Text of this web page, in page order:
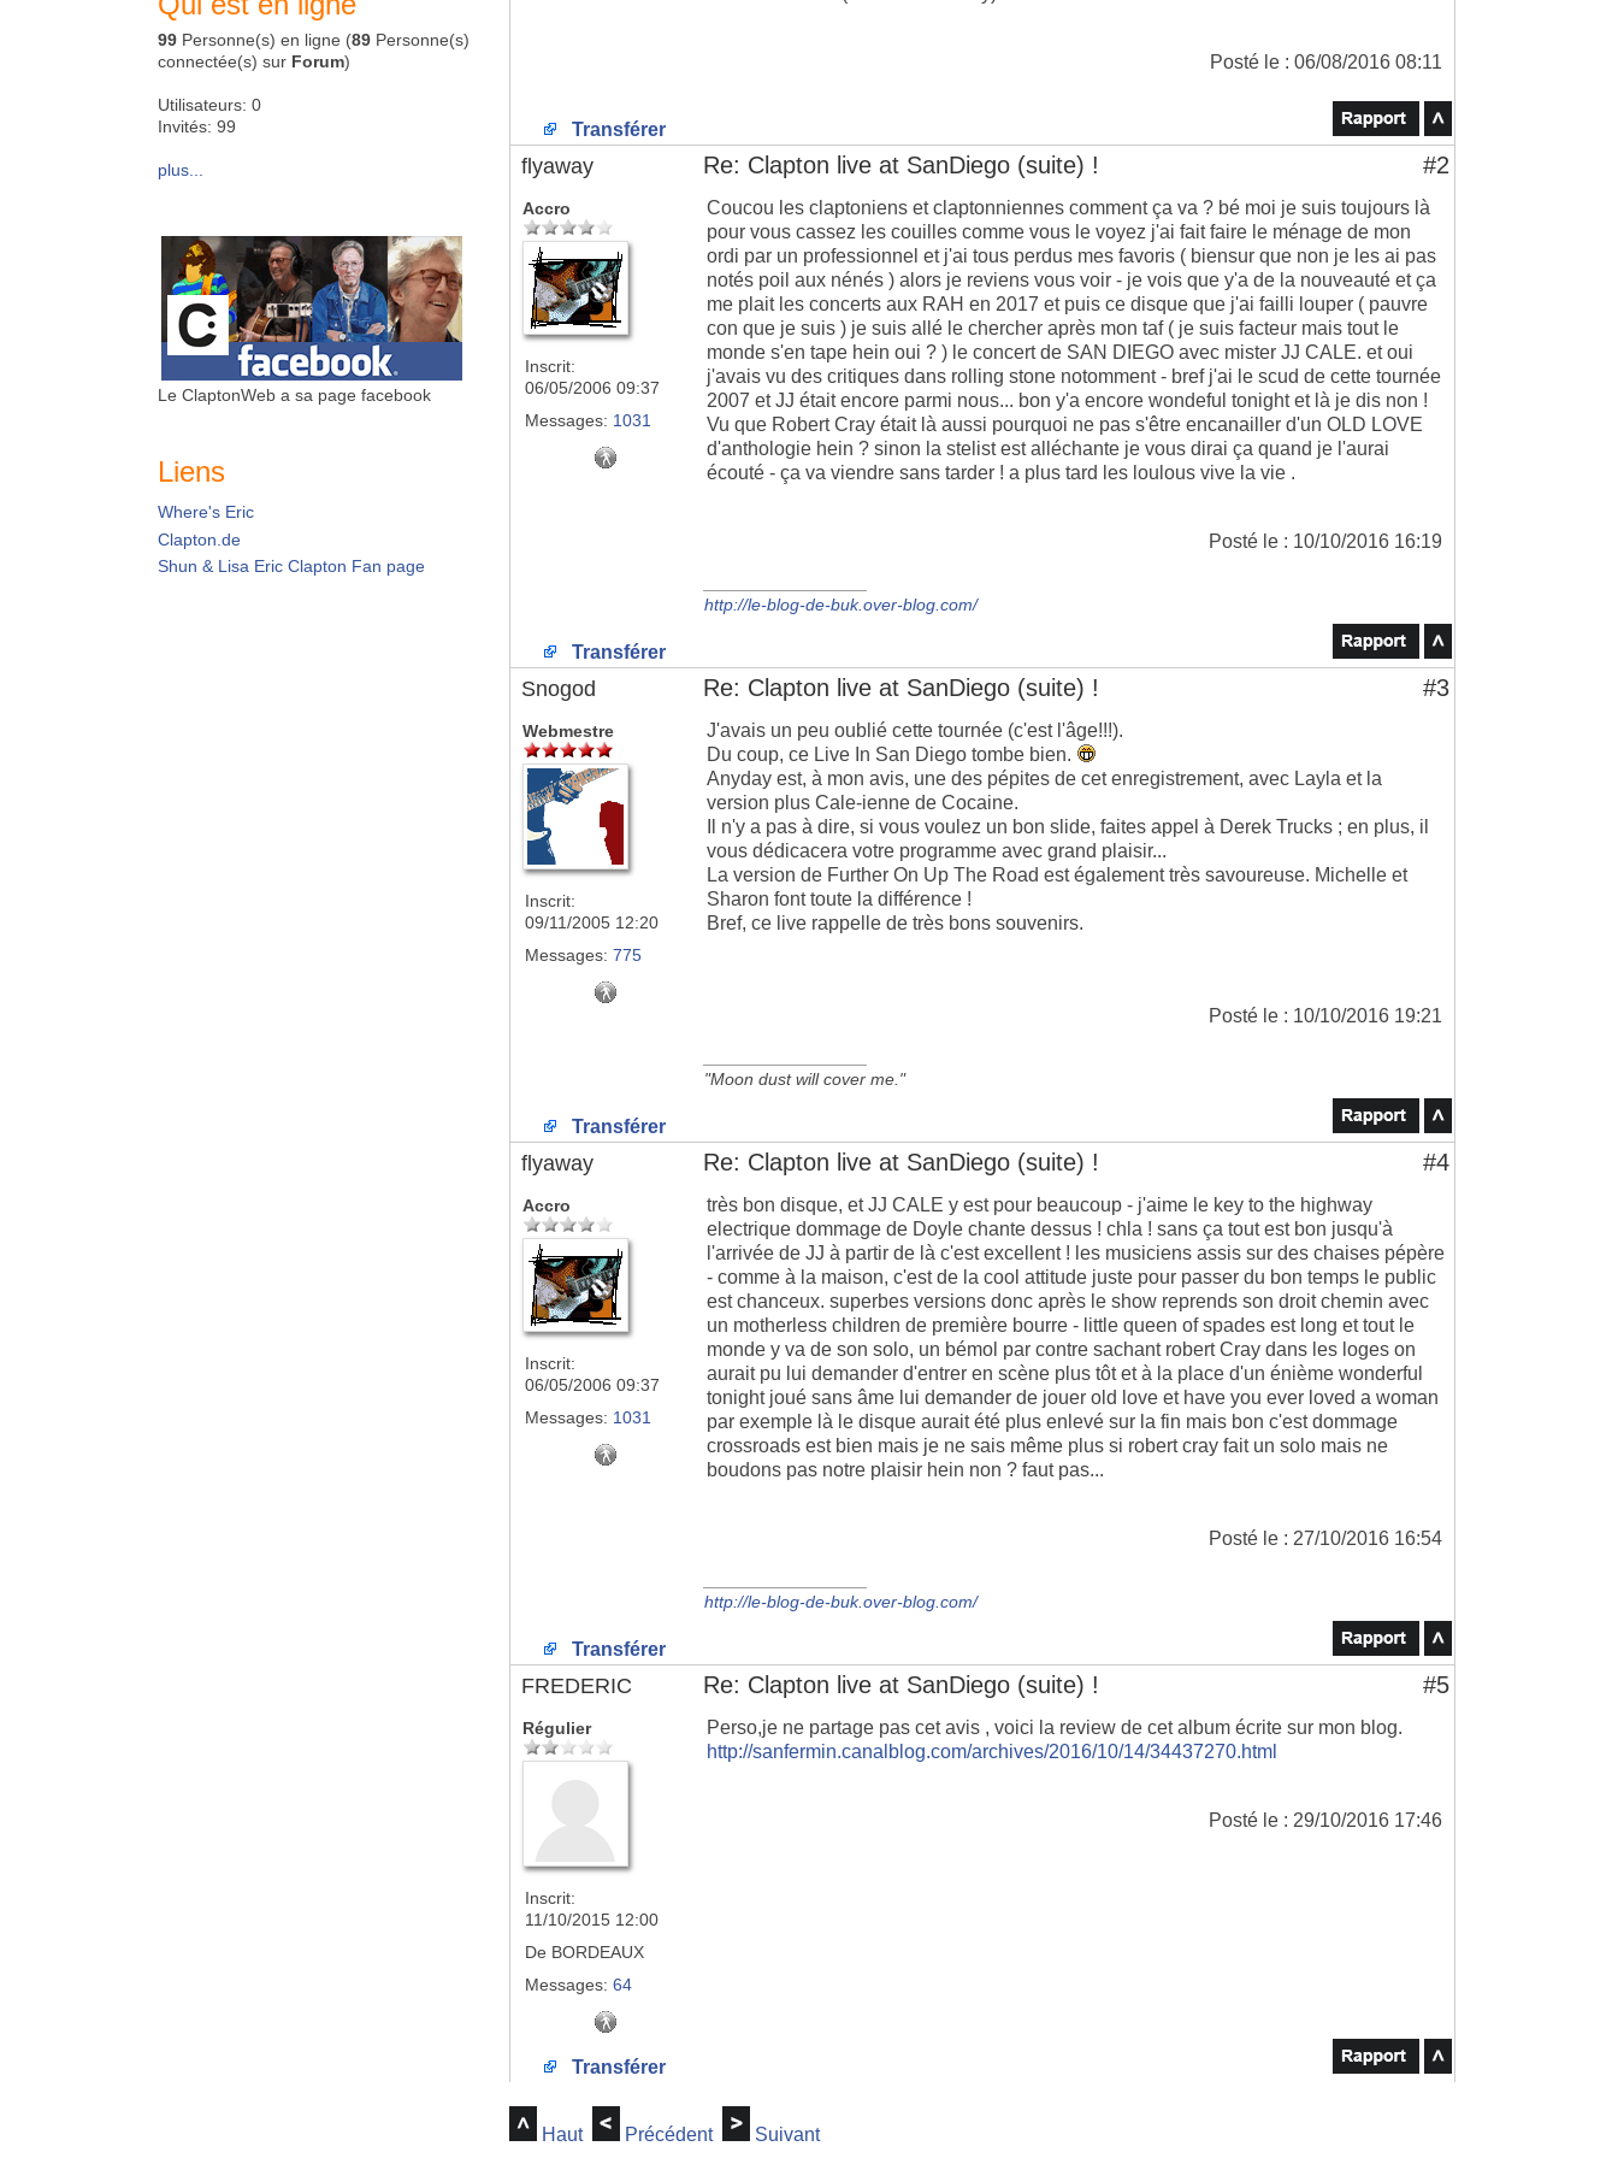
99 Personne(s) en ligne (89 Personne(s)
connectée(s) sur Forum)
Utilisateurs: 0
Invités: 99
plus...
Le ClaptonWeb a sa page facebook
Liens
Where's Eric
Clapton.de
Shun & Lisa Eric Clapton Fan page
Posté le : 06/08/2016 08:11
Transférer
flyaway Re: Clapton live at SanDiego (suite) ! #2
Accro
Inscrit:
06/05/2006 09:37
Messages: 1031
Coucou les claptoniens et claptonniennes comment ça va ? bé moi je suis toujours là
pour vous cassez les couilles comme vous le voyez j'ai fait faire le ménage de mon
ordi par un professionnel et j'ai tous perdus mes favoris ( biensur que non je les ai pas
notés poil aux nénés ) alors je reviens vous voir - je vois que y'a de la nouveauté et ça
me plait les concerts aux RAH en 2017 et puis ce disque que j'ai failli louper ( pauvre
con que je suis ) je suis allé le chercher après mon taf ( je suis facteur mais tout le
monde s'en tape hein oui ? ) le concert de SAN DIEGO avec mister JJ CALE. et oui
j'avais vu des critiques dans rolling stone notomment - bref j'ai le scud de cette tournée
2007 et JJ était encore parmi nous... bon y'a encore wondeful tonight et là je dis non !
Vu que Robert Cray était là aussi pourquoi ne pas s'être encanailler d'un OLD LOVE
d'anthologie hein ? sinon la stelist est alléchante je vous dirai ça quand je l'aurai
écouté - ça va viendre sans tarder ! a plus tard les loulous vive la vie .
Posté le : 10/10/2016 16:19
http://le-blog-de-buk.over-blog.com/
Transférer
Snogod Re: Clapton live at SanDiego (suite) ! #3
Webmestre
Inscrit:
09/11/2005 12:20
Messages: 775
J'avais un peu oublié cette tournée (c'est l'âge!!!).
Du coup, ce Live In San Diego tombe bien.
Anyday est, à mon avis, une des pépites de cet enregistrement, avec Layla et la
version plus Cale-ienne de Cocaine.
Il n'y a pas à dire, si vous voulez un bon slide, faites appel à Derek Trucks ; en plus, il
vous dédicacera votre programme avec grand plaisir...
La version de Further On Up The Road est également très savoureuse. Michelle et
Sharon font toute la différence !
Bref, ce live rappelle de très bons souvenirs.
Posté le : 10/10/2016 19:21
"Moon dust will cover me."
Transférer
flyaway Re: Clapton live at SanDiego (suite) ! #4
Accro
Inscrit:
06/05/2006 09:37
Messages: 1031
très bon disque, et JJ CALE y est pour beaucoup - j'aime le key to the highway
electrique dommage de Doyle chante dessus ! chla ! sans ça tout est bon jusqu'à
l'arrivée de JJ à partir de là c'est excellent ! les musiciens assis sur des chaises pépère
- comme à la maison, c'est de la cool attitude juste pour passer du bon temps le public
est chanceux. superbes versions donc après le show reprends son droit chemin avec
un motherless children de première bourre - little queen of spades est long et tout le
monde y va de son solo, un bémol par contre sachant robert Cray dans les loges on
aurait pu lui demander d'entrer en scène plus tôt et à la place d'un énième wonderful
tonight joué sans âme lui demander de jouer old love et have you ever loved a woman
par exemple là le disque aurait été plus enlevé sur la fin mais bon c'est dommage
crossroads est bien mais je ne sais même plus si robert cray fait un solo mais ne
boudons pas notre plaisir hein non ? faut pas...
Posté le : 27/10/2016 16:54
http://le-blog-de-buk.over-blog.com/
Transférer
FREDERIC Re: Clapton live at SanDiego (suite) ! #5
Régulier
Inscrit:
11/10/2015 12:00
De BORDEAUX
Messages: 64
Perso,je ne partage pas cet avis , voici la review de cet album écrite sur mon blog.
http://sanfermin.canalblog.com/archives/2016/10/14/34437270.html
Posté le : 29/10/2016 17:46
Transférer
Haut Précédent Suivant